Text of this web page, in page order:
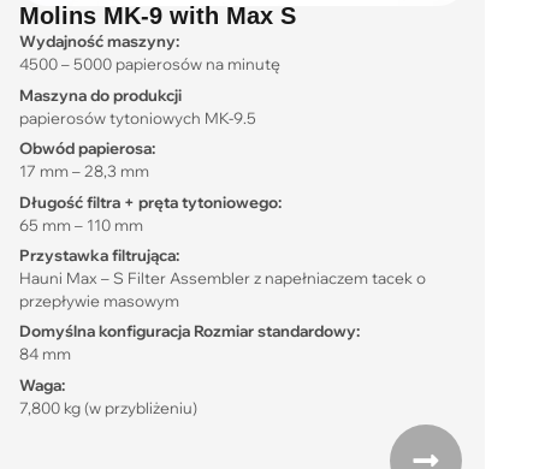
Molins MK-9 with Max S
Wydajność maszyny:
4500 – 5000 papierosów na minutę
Maszyna do produkcji
papierosów tytoniowych MK-9.5
Obwód papierosa:
17 mm – 28,3 mm
Długość filtra + pręta tytoniowego:
65 mm – 110 mm
Przystawka filtrująca:
Hauni Max – S Filter Assembler z napełniaczem tacek o
przepływie masowym
Domyślna konfiguracja Rozmiar standardowy:
84 mm
Waga:
7,800 kg (w przybliżeniu)